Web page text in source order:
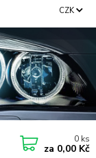
CZK
0 ks
za 0,00 Kč